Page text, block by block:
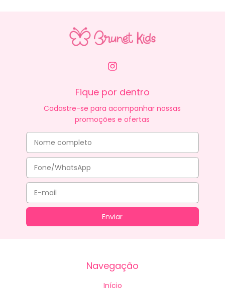
Fique por dentro
Cadastre-se para acompanhar nossas
promoções e ofertas
Navegação
Início